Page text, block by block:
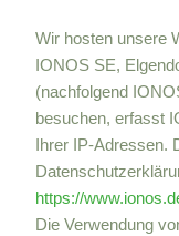
Wir hosten unsere
IONOS SE,
(nachfolgend
besuchen, erfasst
Ihrer IP-Adressen.
https://
Die Verwendung